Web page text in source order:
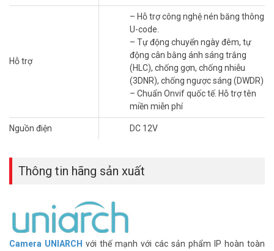
Hỗ trợ
– Hỗ trợ công nghệ nén băng thông
U-code.
– Tự động chuyển ngày đêm, tự
động cân bằng ánh sáng trắng
(HLC), chống gợn, chống nhiễu
(3DNR), chống ngược sáng (DWDR)
– Chuẩn Onvif quốc tế. Hỗ trợ tên
miền miễn phí
Nguồn điện DC 12V
Thông tin hãng sản xuất
Camera UNIARCH với thế mạnh với các sản phẩm IP hoàn toàn